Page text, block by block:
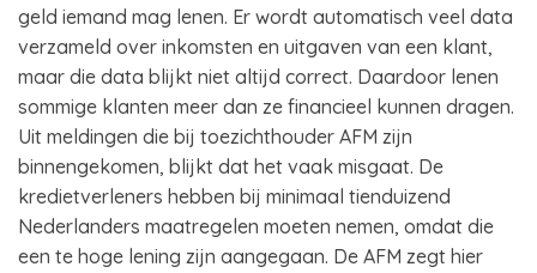
geld iemand mag lenen. Er wordt automatisch veel data
verzameld over inkomsten en uitgaven van een klant,
maar die data blijkt niet altijd correct. Daardoor lenen
sommige klanten meer dan ze financieel kunnen dragen.
Uit meldingen die bij toezichthouder AFM zijn
binnengekomen, blijkt dat het vaak misgaat. De
kredietverleners hebben bij minimaal tienduizend
Nederlanders maatregelen moeten nemen, omdat die
een te hoge lening zijn aangegaan. De AFM zegt hier